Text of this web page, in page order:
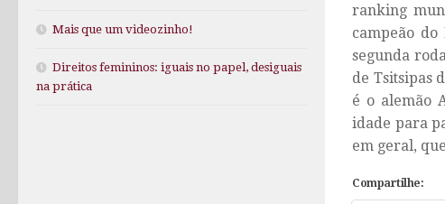
ranking
campeão
segunda
de Tsitsipas
é o alemão
idade para
em geral,
Compartilhe:
Mais que um videozinho!
Direitos femininos: iguais no papel, desiguais
na prática